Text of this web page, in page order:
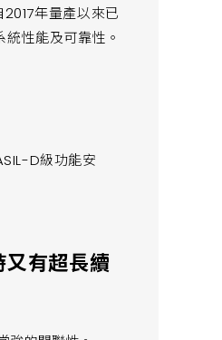
年量產以來已
性能及可靠性。
D級功能安
有超長續